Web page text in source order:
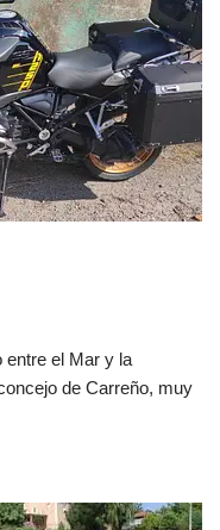
entre el Mar y la
de Carreño, muy